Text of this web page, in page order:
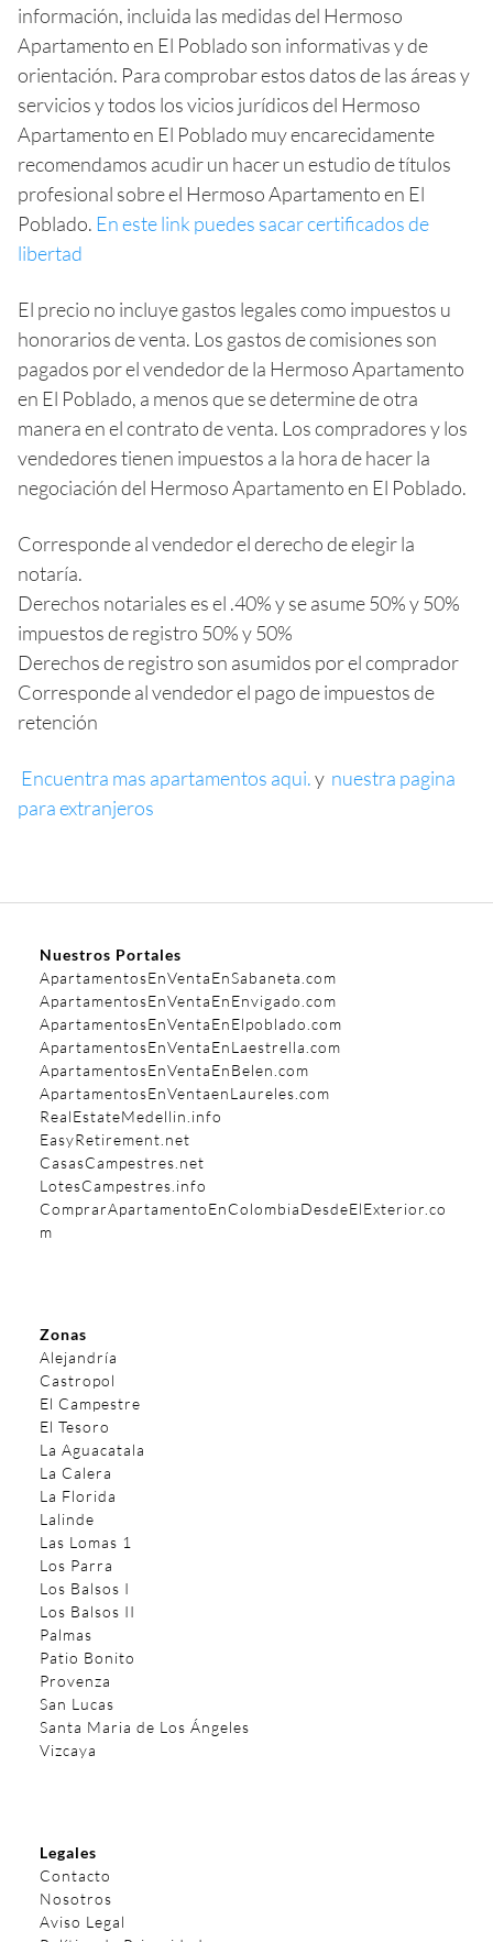
información, incluida las medidas del Hermoso
Apartamento en El Poblado son informativas y de
orientación. Para comprobar estos datos de las áreas y
servicios y todos los vicios jurídicos del Hermoso
Apartamento en El Poblado muy encarecidamente
recomendamos acudir un hacer un estudio de títulos
profesional sobre el Hermoso Apartamento en El
Poblado. En este link puedes sacar certificados de
libertad
El precio no incluye gastos legales como impuestos u
honorarios de venta. Los gastos de comisiones son
pagados por el vendedor de la Hermoso Apartamento
en El Poblado, a menos que se determine de otra
manera en el contrato de venta. Los compradores y los
vendedores tienen impuestos a la hora de hacer la
negociación del Hermoso Apartamento en El Poblado.
Corresponde al vendedor el derecho de elegir la
notaría.
Derechos notariales es el .40% y se asume 50% y 50%
impuestos de registro 50% y 50%
Derechos de registro son asumidos por el comprador
Corresponde al vendedor el pago de impuestos de
retención
Encuentra mas apartamentos aqui.y nuestra pagina
para extranjeros
Nuestros Portales
ApartamentosEnVentaEnSabaneta.com
ApartamentosEnVentaEnEnvigado.com
ApartamentosEnVentaEnElpoblado.com
ApartamentosEnVentaEnLaestrella.com
ApartamentosEnVentaEnBelen.com
ApartamentosEnVentaenLaureles.com
RealEstateMedellin.info
EasyRetirement.net
CasasCampestres.net
LotesCampestres.info
ComprarApartamentoEnColombiaDesdeElExterior.co
m
Zonas
Alejandría
Castropol
El Campestre
El Tesoro
La Aguacatala
La Calera
La Florida
Lalinde
Las Lomas 1
Los Parra
Los Balsos I
Los Balsos II
Palmas
Patio Bonito
Provenza
San Lucas
Santa Maria de Los Ángeles
Vizcaya
Legales
Contacto
Nosotros
Aviso Legal